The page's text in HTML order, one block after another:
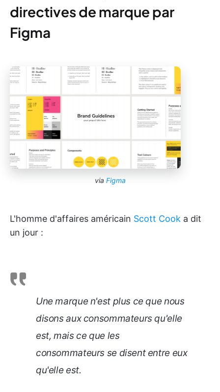
directives de marque par
Figma
via Figma
L'homme d'affaires américain Scott Cook a dit
un jour :
Une marque n'est plus ce que nous
disons aux consommateurs qu'elle
est, mais ce que les
consommateurs se disent entre eux
qu'elle est.